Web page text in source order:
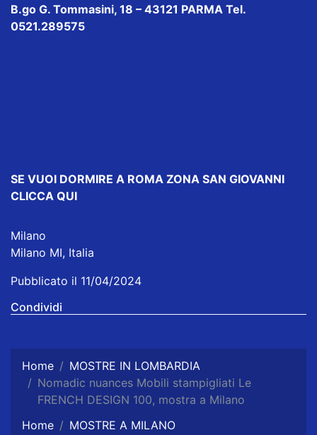
B.go G. Tommasini, 18 – 43121 PARMA Tel.
0521.289575
SE VUOI DORMIRE A ROMA ZONA SAN GIOVANNI
CLICCA QUI
Milano
Milano MI, Italia
Pubblicato il 11/04/2024
Condividi
Home
MOSTRE IN LOMBARDIA
Nomadic nuances Mobili stampigliati Le
FRENCH DESIGN 100, mostra a Milano
Home
MOSTRE A MILANO